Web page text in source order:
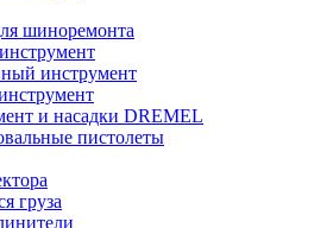
шиноремонта
инструмент
и насадки DREMEL
пистолеты
груза